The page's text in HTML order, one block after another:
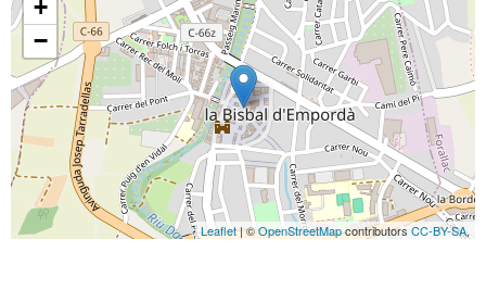
+
−
Leaflet| ©OpenStreetMapcontributorsCC-BY-SA,